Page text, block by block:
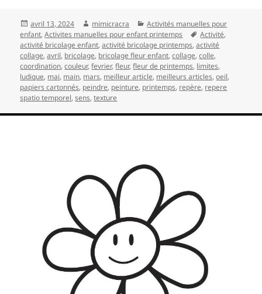
Publié
le
avril 13, 2024 Auteur
mimicracra Catégories
Activités manuelles pour
enfant,Activites manuelles pour enfant printemps
Mots-
clés
Activité,
activité bricolage enfant,activité bricolage printemps,activité
collage,avril, bricolage, bricolage fleur enfant,collage,colle,
coordination,couleur,fevrier,fleur,fleur de printemps, limites,
ludique, mai, main, mars, meilleur article, meilleurs articles,oeil,
papiers cartonnés, peindre, peinture, printemps, repère, repere
spatio temporel,sens,texture